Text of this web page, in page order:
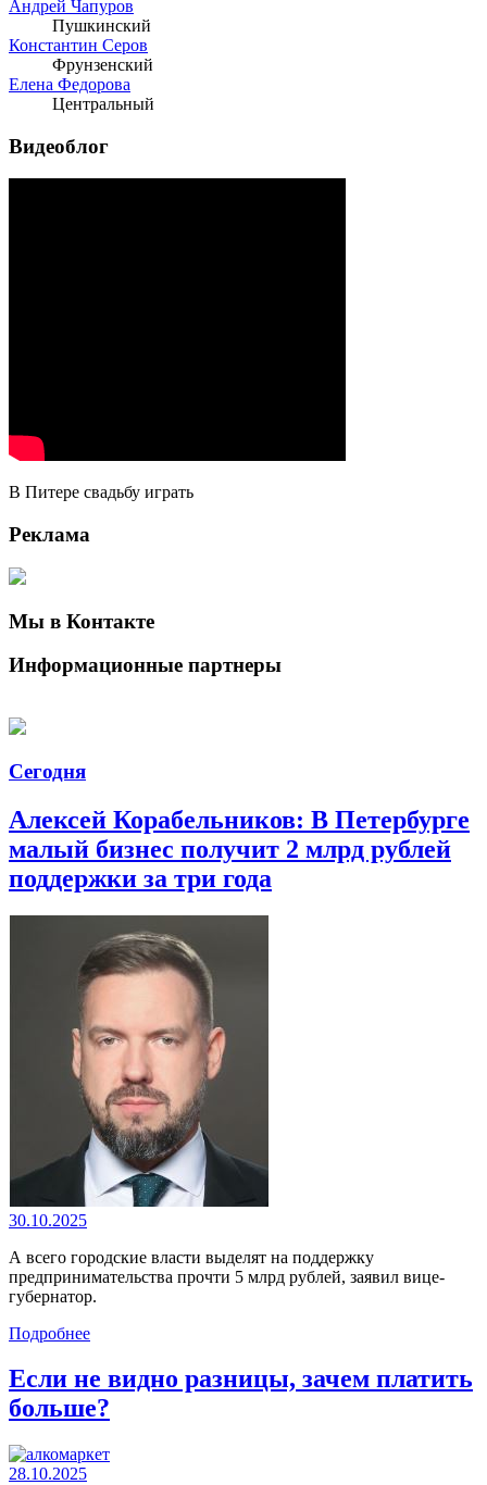
Андрей Чапуров
Пушкинский
Константин Серов
Фрунзенский
Елена Федорова
Центральный
Видеоблог
В Питере свадьбу играть
Реклама
Мы в Контакте
Информационные партнеры
Сегодня
Алексей Корабельников: В Петербурге
малый бизнес получит 2 млрд рублей
поддержки за три года
30.10.2025
А всего городские власти выделят на поддержку
предпринимательства прочти 5 млрд рублей, заявил вице-
губернатор.
Подробнее
Если не видно разницы, зачем платить
больше?
28.10.2025